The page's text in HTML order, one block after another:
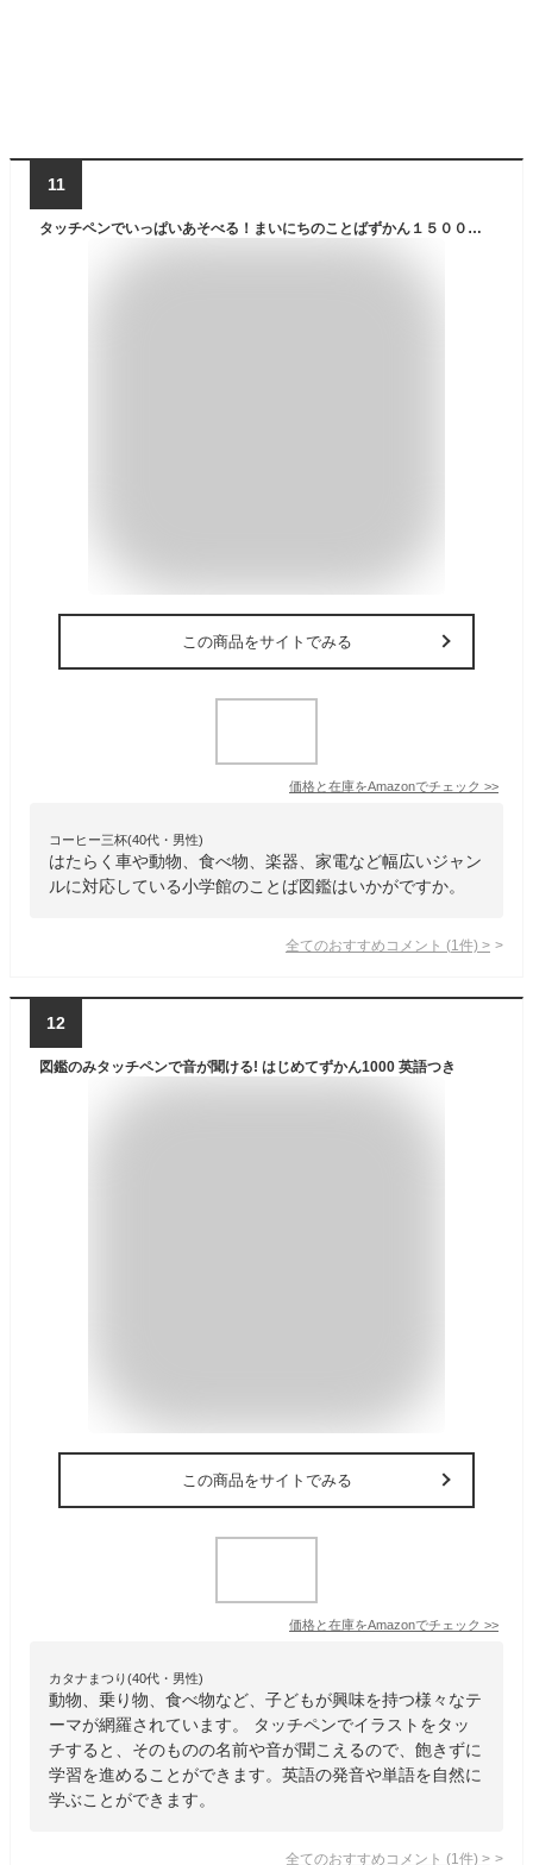
11
タッチペンでいっぱいあそべる！まいにちのことばずかん１５００ 英語つき ([バラエティ])
この商品をサイトでみる
価格と在庫をAmazonでチェック >>
コーヒー三杯(40代・男性)
はたらく車や動物、食べ物、楽器、家電など幅広いジャン
ルに対応している小学館のことば図鑑はいかがですか。
全てのおすすめコメント (1 件) >
12
図鑑のみタッチペンで音が聞ける! はじめてずかん1000 英語つき
この商品をサイトでみる
価格と在庫をAmazonでチェック >>
カタナまつり(40代・男性)
動物、乗り物、食べ物など、子どもが興味を持つ様々なテ
ーマが網羅されています。 タッチペンでイラストをタッ
チすると、そのものの名前や音が聞こえるので、飽きずに
学習を進めることができます。英語の発音や単語を自然に
学ぶことができます。
全てのおすすめコメント (1 件) >